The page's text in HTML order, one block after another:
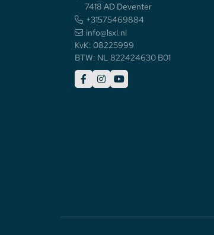
7418 AD Deventer
+31575469884
info@lsxl.nl
KvK: 08225999
BTW: NL 822424630 B01